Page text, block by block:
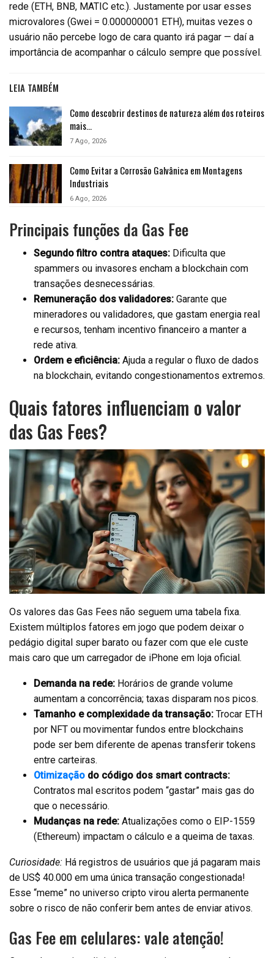
rede (ETH, BNB, MATIC etc.). Justamente por usar esses
microvalores (Gwei = 0.000000001 ETH), muitas vezes o
usuário não percebe logo de cara quanto irá pagar — daí a
importância de acompanhar o cálculo sempre que possível.
LEIA TAMBÉM
Como descobrir destinos de natureza além dos roteiros
mais…
7 Ago, 2026
Como Evitar a Corrosão Galvânica em Montagens
Industriais
6 Ago, 2026
Principais funções da Gas Fee
Segundo filtro contra ataques: Dificulta que
spammers ou invasores encham a blockchain com
transações desnecessárias.
Remuneração dos validadores: Garante que
mineradores ou validadores, que gastam energia real
e recursos, tenham incentivo financeiro a manter a
rede ativa.
Ordem e eficiência: Ajuda a regular o fluxo de dados
na blockchain, evitando congestionamentos extremos.
Quais fatores influenciam o valor
das Gas Fees?
Os valores das Gas Fees não seguem uma tabela fixa.
Existem múltiplos fatores em jogo que podem deixar o
pedágio digital super barato ou fazer com que ele custe
mais caro que um carregador de iPhone em loja oficial.
Demanda na rede: Horários de grande volume
aumentam a concorrência; taxas disparam nos picos.
Tamanho e complexidade da transação: Trocar ETH
por NFT ou movimentar fundos entre blockchains
pode ser bem diferente de apenas transferir tokens
entre carteiras.
Otimização do código dos smart contracts:
Contratos mal escritos podem “gastar” mais gas do
que o necessário.
Mudanças na rede: Atualizações como o EIP-1559
(Ethereum) impactam o cálculo e a queima de taxas.
Curiosidade: Há registros de usuários que já pagaram mais
de US$ 40.000 em uma única transação congestionada!
Esse “meme” no universo cripto virou alerta permanente
sobre o risco de não conferir bem antes de enviar ativos.
Gas Fee em celulares: vale atenção!